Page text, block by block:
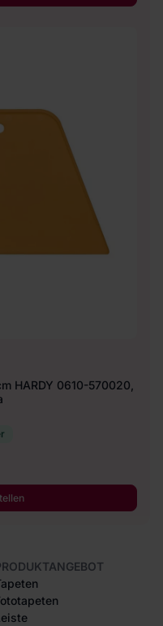
HARDY 0610-570020,